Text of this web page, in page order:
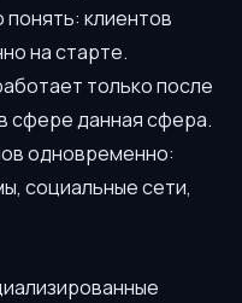
клиентов
на старте.
только после
сфере данная сфера.
одновременно:
социальные сети,